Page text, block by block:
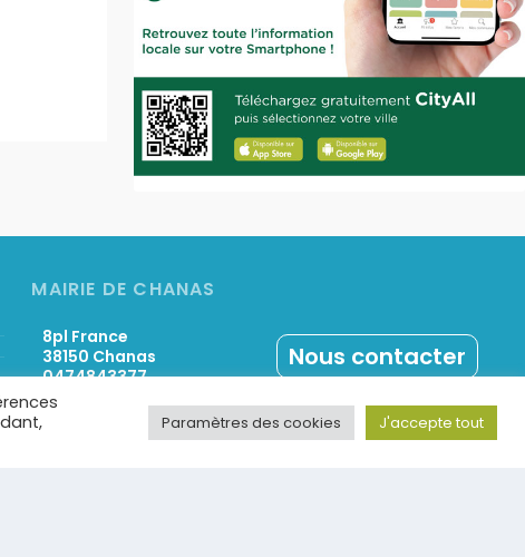
MAIRIE DE CHANAS
8pl France
38150 Chanas
0474843377
Nous contacter
Paramètres des cookies J'accepte tout